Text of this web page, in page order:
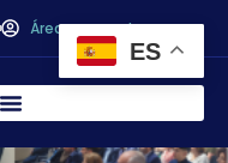
Área personal
ES